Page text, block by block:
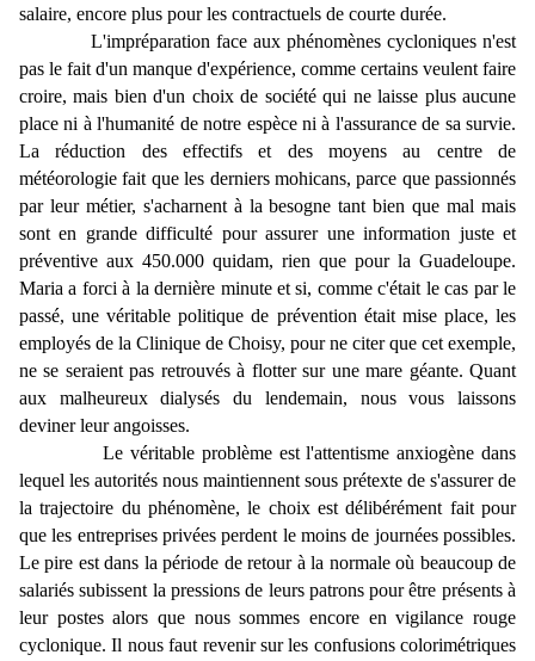
salaire, encore plus pour les contractuels de courte durée.
L'impréparation face aux phénomènes cycloniques n'est
pas le fait d'un manque d'expérience, comme certains veulent faire
croire, mais bien d'un choix de société qui ne laisse plus aucune
place ni à l'humanité de notre espèce ni à l'assurance de sa survie.
La réduction des effectifs et des moyens au centre de
météorologie fait que les derniers mohicans, parce que passionnés
par leur métier, s'acharnent à la besogne tant bien que mal mais
sont en grande difficulté pour assurer une information juste et
préventive aux 450.000 quidam, rien que pour la Guadeloupe.
Maria a forci à la dernière minute et si, comme c'était le cas par le
passé, une véritable politique de prévention était mise place, les
employés de la Clinique de Choisy, pour ne citer que cet exemple,
ne se seraient pas retrouvés à flotter sur une mare géante. Quant
aux malheureux dialysés du lendemain, nous vous laissons
deviner leur angoisses.
Le véritable problème est l'attentisme anxiogène dans
lequel les autorités nous maintiennent sous prétexte de s'assurer de
la trajectoire du phénomène, le choix est délibérément fait pour
que les entreprises privées perdent le moins de journées possibles.
Le pire est dans la période de retour à la normale où beaucoup de
salariés subissent la pressions de leurs patrons pour être présents à
leur postes alors que nous sommes encore en vigilance rouge
cyclonique. Il nous faut revenir sur les confusions colorimétriques